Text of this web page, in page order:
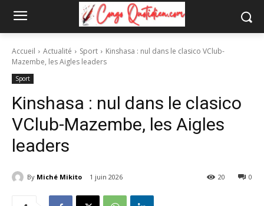
Accueil Actualité Sport
Kinshasa : nul dans le clasico VClub-
Mazembe, les Aigles leaders
Sport
Kinshasa : nul dans le clasico
VClub-Mazembe, les Aigles
leaders
By Miché Mikito 1 juin 2026 0
20